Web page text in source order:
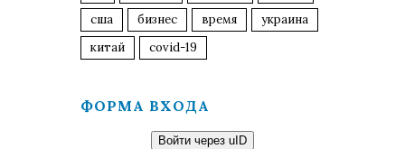
сша
бизнес время
украина
китай
covid-19
ФОРМА ВХОДА
Войти через uID